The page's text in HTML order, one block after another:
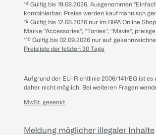
*⁴ Gültig bis 19.08.2026. Ausgenommen
kombinierbar. Preise werden kaufmännisch
*⁸ Gültig bis 12.08.2026 nur im BIPA Online
Marke “Accessories“, “Tonies“, “Mavie“,
*¹⁰ Gültig bis 02.09.2026 nur auf
Preisliste der letzten 30 Tage
Aufgrund der EU-Richtlinie 2006/141/EG ist
daher nicht möglich. Bei weiteren Fragen
MwSt. gesenkt
Meldung möglicher illegaler Inhalte